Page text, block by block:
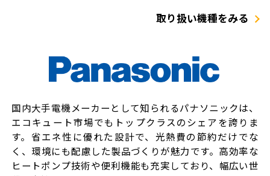
取り扱い機種をみる
国内大手電機メーカーとして知られるパナソニックは、
エコキュート市場でもトップクラスのシェアを誇りま
す。省エネ性に優れた設計で、光熱費の節約だけでな
く、環境にも配慮した製品づくりが魅力です。高効率な
ヒートポンプ技術や便利機能も充実しており、幅広い世